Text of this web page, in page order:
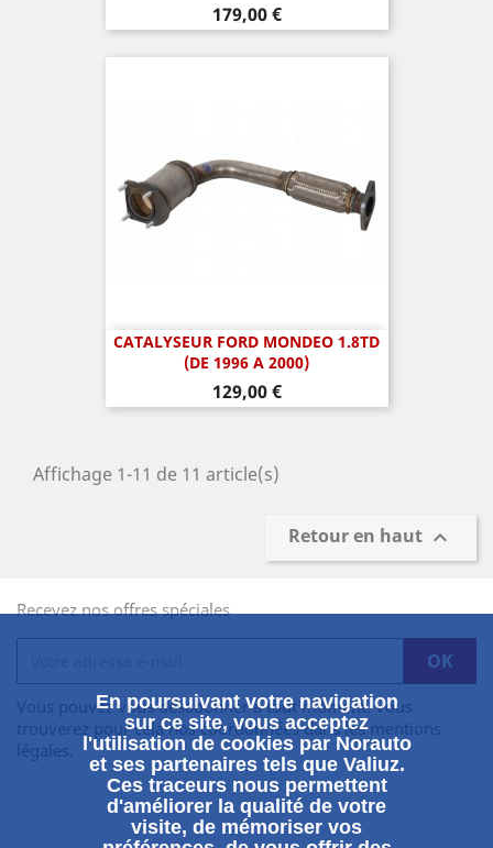
Prix
179,00 €
CATALYSEUR FORD MONDEO 1.8TD
(DE 1996 A 2000)
Prix
129,00 €
Affichage 1-11 de 11 article(s)
Retour en haut 
Recevez nos offres spéciales
Vous pouvez vous désabonner à tout moment. Vous
trouverez pour cela nos coordonnées dans les mentions
légales.
En poursuivant votre navigation
sur ce site, vous acceptez
l'utilisation de cookies par Norauto
et ses partenaires tels que Valiuz.
Ces traceurs nous permettent
d'améliorer la qualité de votre
visite, de mémoriser vos